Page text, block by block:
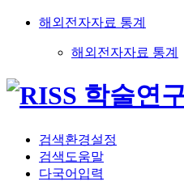
해외전자자료 통계
해외전자자료 통계
검색환경설정
검색도움말
다국어입력